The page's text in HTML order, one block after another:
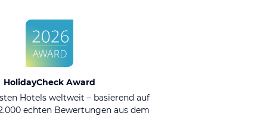
HolidayCheck Award
Hotels weltweit – basierend auf
echten Bewertungen aus dem